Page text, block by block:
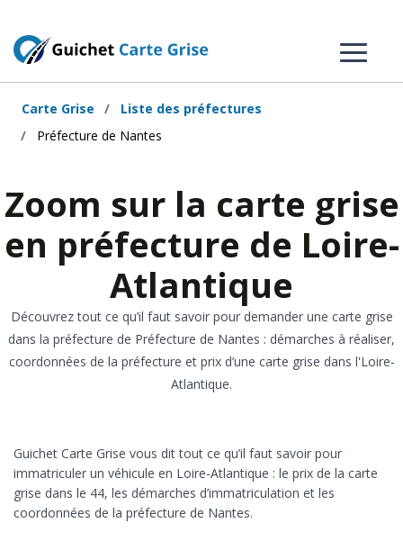
Carte Grise
Liste des préfectures
Préfecture de Nantes
Zoom sur la carte grise
en préfecture de Loire-
Atlantique
Découvrez tout ce qu’il faut savoir pour demander une carte grise
dans la préfecture de Préfecture de Nantes : démarches à réaliser,
coordonnées de la préfecture et prix d’une carte grise dans l'Loire-
Atlantique.
Guichet Carte Grise vous dit tout ce qu’il faut savoir pour
immatriculer un véhicule en Loire-Atlantique : le prix de la carte
grise dans le 44, les démarches d’immatriculation et les
coordonnées de la préfecture de Nantes.